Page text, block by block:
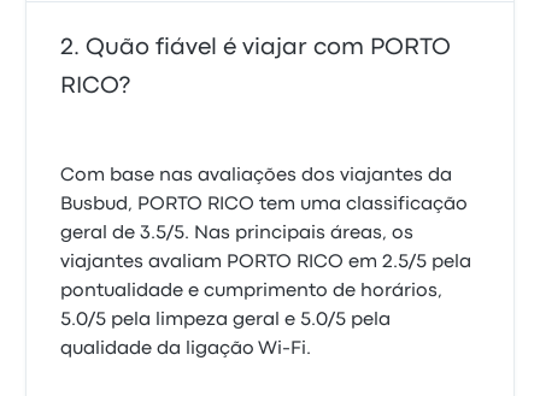
Quão fiável é viajar com PORTO
RICO?
Com base nas avaliações dos viajantes da
Busbud, PORTO RICO tem uma classificação
geral de 3.5/5. Nas principais áreas, os
viajantes avaliam PORTO RICO em 2.5/5 pela
pontualidade e cumprimento de horários,
5.0/5 pela limpeza geral e 5.0/5 pela
qualidade da ligação Wi-Fi.